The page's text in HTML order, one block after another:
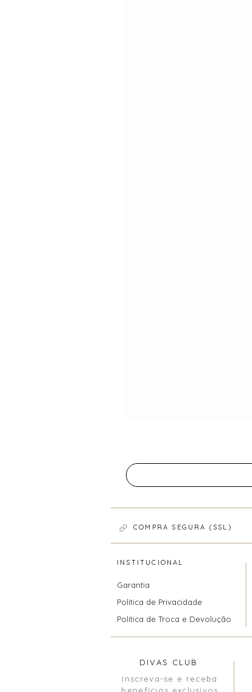
COMPRA SEGURA (SSL)
INSTITUCIONAL
Garantia
Política de Privacidade
Política de Troca e Devolução
DIVAS CLUB
Inscreva-se e receba
benefícios exclusivos